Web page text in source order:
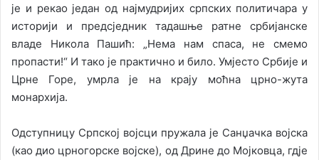
је и рекао један од најмудријих српских политичара у
историји и предсједник тадашње ратне србијанске
владе Никола Пашић: „Нема нам спаса, не смемо
пропасти!“ И тако је практично и било. Умјесто Србије и
Црне Горе, умрла је на крају моћна црно-жута
монархија.
Одступницу Српској војсци пружала је Санџачка војска
(као дио црногорске војске), од Дрине до Мојковца, гдје